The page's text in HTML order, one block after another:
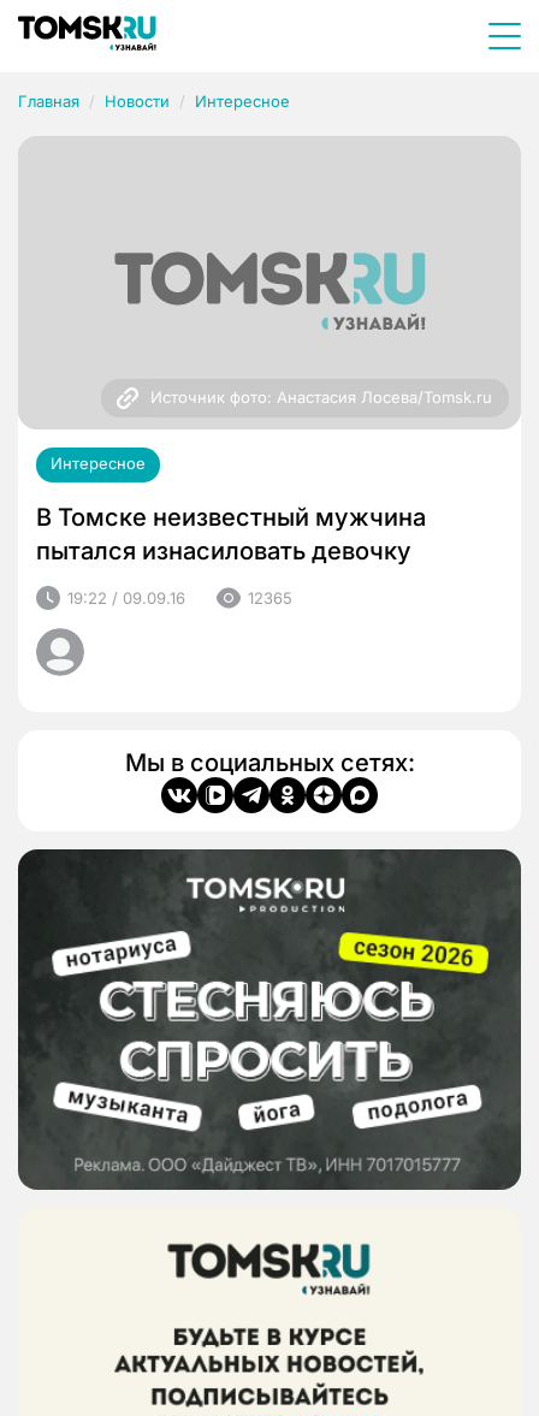
Главная Новости Интересное
Источник фото: Анастасия Лосева/Tomsk.ru
Интересное
В Томске неизвестный мужчина
пытался изнасиловать девочку
19:22 / 09.09.16 12365
Мы в социальных сетях: